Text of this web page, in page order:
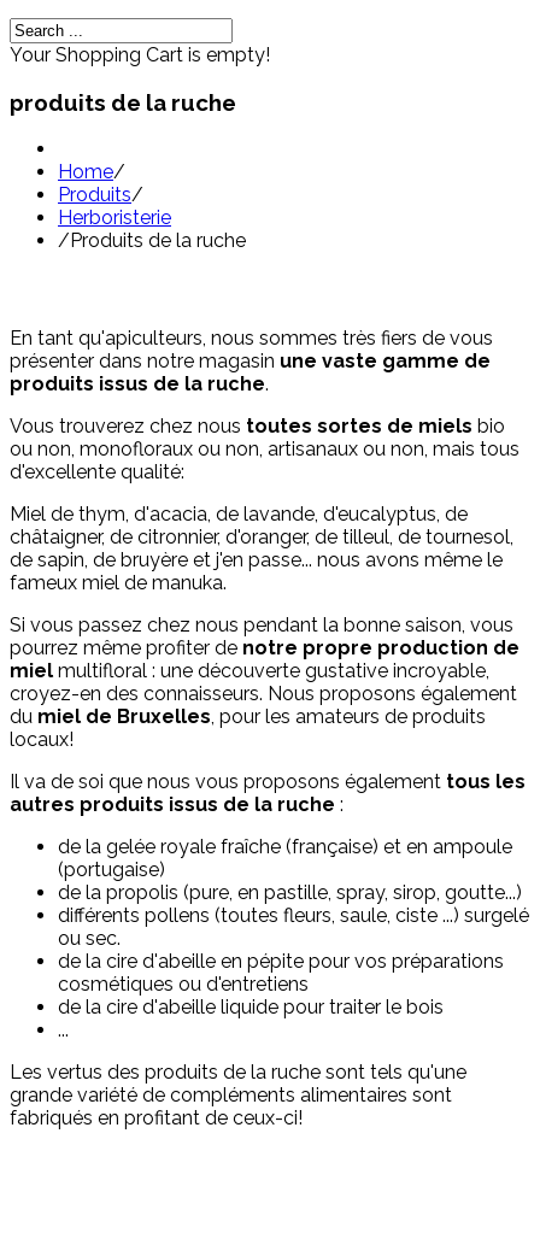
Your Shopping Cart is empty!
produits de la ruche
Home/
Produits/
Herboristerie
/ Produits de la ruche
En tant qu'apiculteurs, nous sommes très fiers de vous
présenter dans notre magasin une vaste gamme de
produits issus de la ruche.
Vous trouverez chez nous toutes sortes de miels bio
ou non, monofloraux ou non, artisanaux ou non, mais tous
d'excellente qualité:
Miel de thym, d'acacia, de lavande, d'eucalyptus, de
châtaigner, de citronnier, d'oranger, de tilleul, de tournesol,
de sapin, de bruyère et j'en passe... nous avons même le
fameux miel de manuka.
Si vous passez chez nous pendant la bonne saison, vous
pourrez même profiter de notre propre production de
miel multifloral : une découverte gustative incroyable,
croyez-en des connaisseurs. Nous proposons également
du miel de Bruxelles, pour les amateurs de produits
locaux!
Il va de soi que nous vous proposons également tous les
autres produits issus de la ruche :
de la gelée royale fraîche (française) et en ampoule
(portugaise)
de la propolis (pure, en pastille, spray, sirop, goutte...)
différents pollens (toutes fleurs, saule, ciste ...) surgelé
ou sec.
de la cire d'abeille en pépite pour vos préparations
cosmétiques ou d'entretiens
de la cire d'abeille liquide pour traiter le bois
...
Les vertus des produits de la ruche sont tels qu'une
grande variété de compléments alimentaires sont
fabriqués en profitant de ceux-ci!